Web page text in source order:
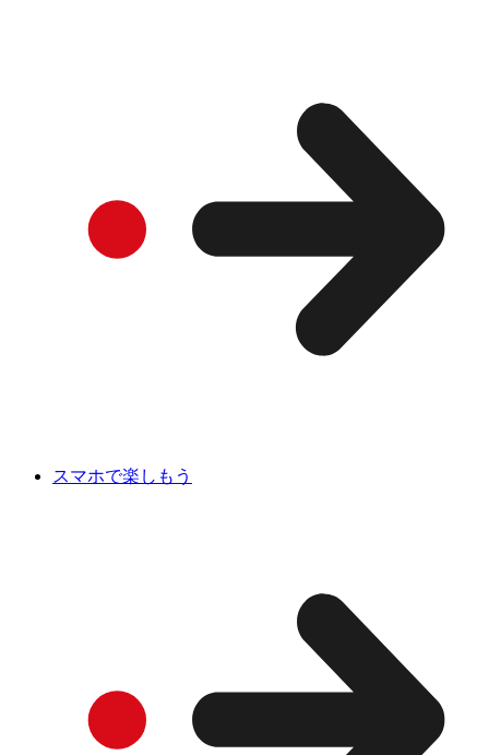
スマホで楽しもう